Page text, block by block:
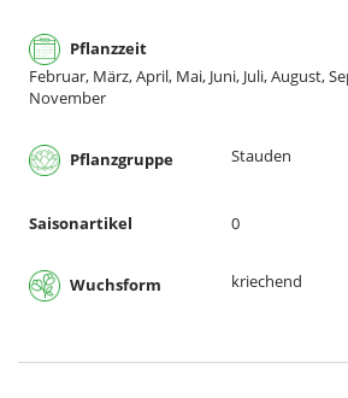
Pflanzzeit
Februar, März, April, Mai, Juni, Juli, August,
November
Pflanzgruppe Stauden
Saisonartikel 0
Wuchsform kriechend